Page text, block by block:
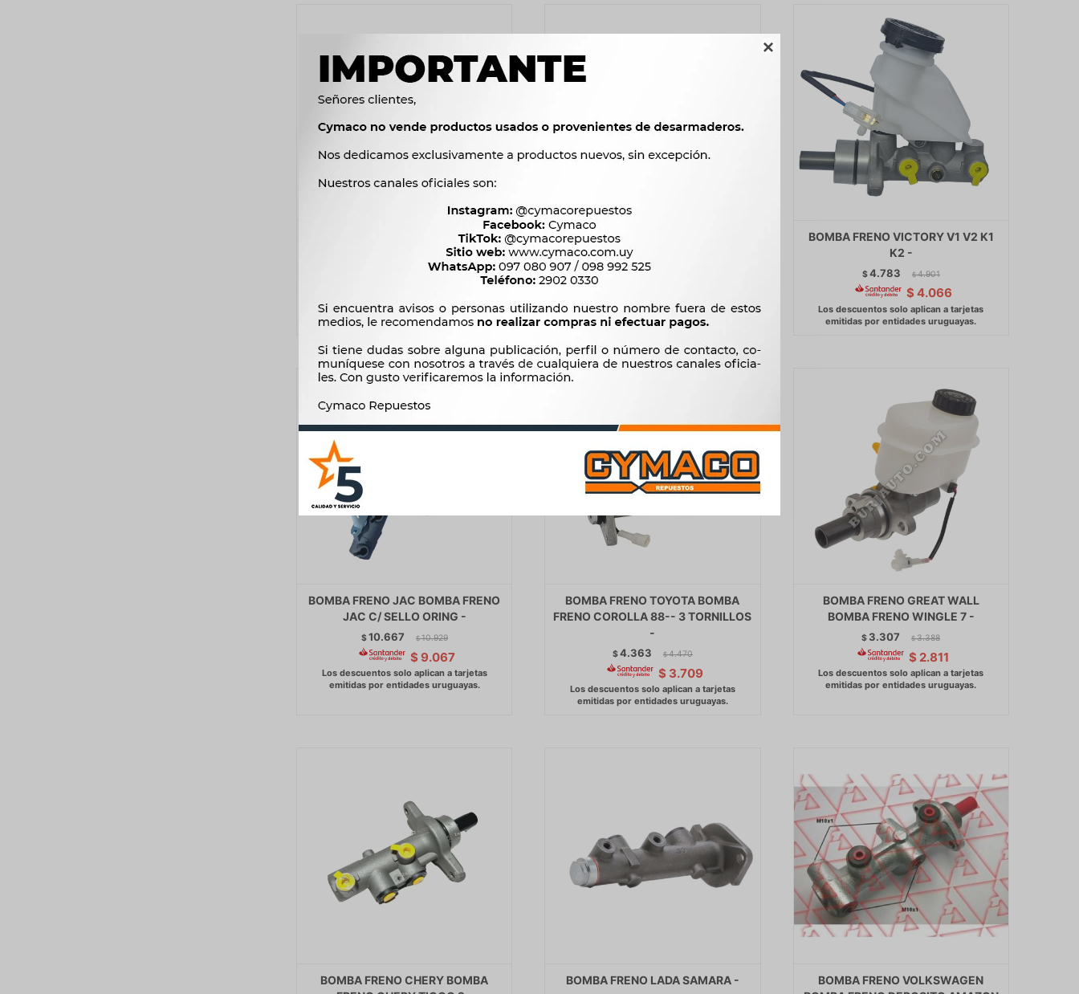

BOMBA FRENO FAW FAW N5 V5 -
BOMBA FRENO TOYOTA HILUX 2.8
ARG. 4X4 4 AGUJEROS -
$3.500
BOMBA FRENO VICTORY V1 V2 K1
K2 -
$4.783 $ 4.901
$ 4.066
BOMBA FRENO JAC BOMBA FRENO
JAC C/ SELLO ORING -
$10.667 $ 10.929
$ 9.067
BOMBA FRENO TOYOTA BOMBA
FRENO COROLLA 88-- 3 TORNILLOS
-
$4.363 $ 4.470
$ 3.709
BOMBA FRENO GREAT WALL
BOMBA FRENO WINGLE 7 -
$ 3.307 $ 3.388
$ 2.811
BOMBA FRENO CHERY BOMBA
BOMBA FRENO LADA SAMARA -
BOMBA FRENO VOLKSWAGEN